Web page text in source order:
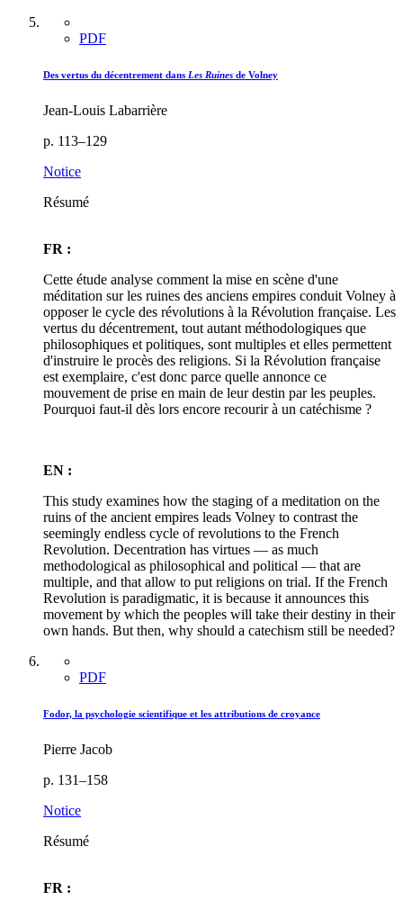
PDF
Des vertus du décentrement dans Les Ruines de Volney
Jean-Louis Labarrière
p. 113–129
Notice
Résumé
FR :
Cette étude analyse comment la mise en scène d'une
méditation sur les ruines des anciens empires conduit Volney à
opposer le cycle des révolutions à la Révolution française. Les
vertus du décentrement, tout autant méthodologiques que
philosophiques et politiques, sont multiples et elles permettent
d'instruire le procès des religions. Si la Révolution française
est exemplaire, c'est donc parce quelle annonce ce
mouvement de prise en main de leur destin par les peuples.
Pourquoi faut-il dès lors encore recourir à un catéchisme ?
EN :
This study examines how the staging of a meditation on the
ruins of the ancient empires leads Volney to contrast the
seemingly endless cycle of revolutions to the French
Revolution. Decentration has virtues — as much
methodological as philosophical and political — that are
multiple, and that allow to put religions on trial. If the French
Revolution is paradigmatic, it is because it announces this
movement by which the peoples will take their destiny in their
own hands. But then, why should a catechism still be needed?
PDF
Fodor, la psychologie scientifique et les attributions de croyance
Pierre Jacob
p. 131–158
Notice
Résumé
FR :